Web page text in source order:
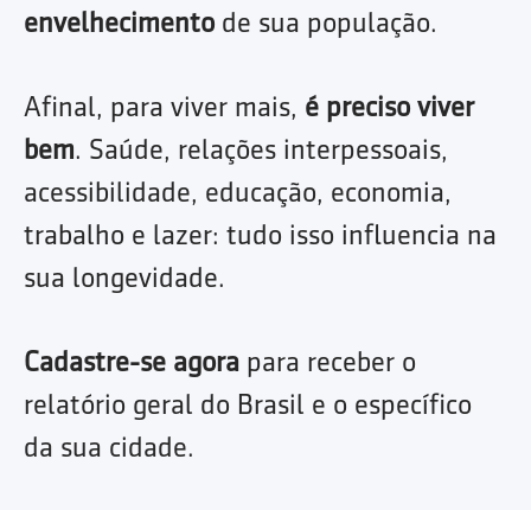
envelhecimento de sua população.
Afinal, para viver mais, é preciso viver
bem. Saúde, relações interpessoais,
acessibilidade, educação, economia,
trabalho e lazer: tudo isso influencia na
sua longevidade.
Cadastre-se agora para receber o
relatório geral do Brasil e o específico
da sua cidade.